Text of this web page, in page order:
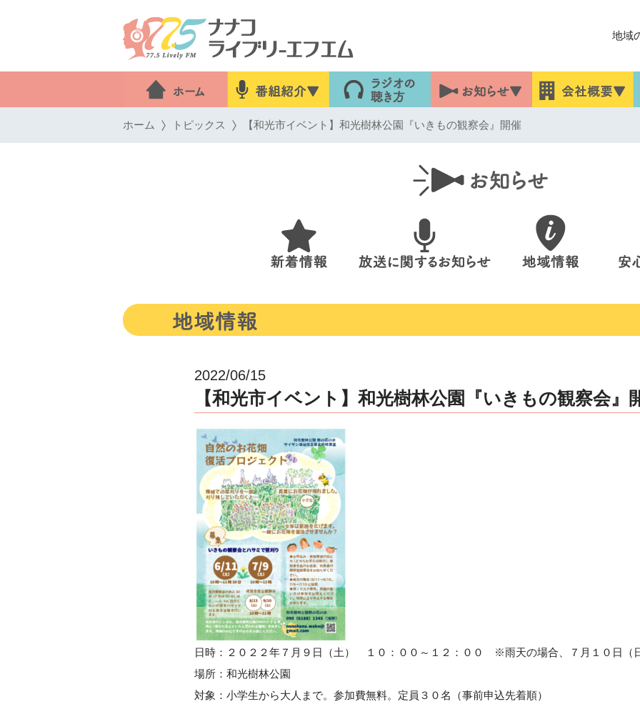
地域
ホーム トピックス 【和光市イベント】和光樹林公園『いきもの観察会』開催
2022/06/15
【和光市イベント】和光樹林公園『いきもの観察会』
日時：２０２２年７月９日（土） １０：００～１２：００ ※雨天の場合、７月１０日（
場所：和光樹林公園
対象：小学生から大人まで。参加費無料。定員３０名（事前申込先着順）